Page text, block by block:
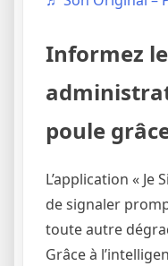
Informez
poule
L’application « Je
de signaler
toute autre
Grâce à